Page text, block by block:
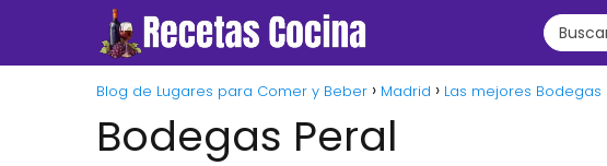
Blog de Lugares para Comer y Beber Madrid Las mejores
Bodegas Peral